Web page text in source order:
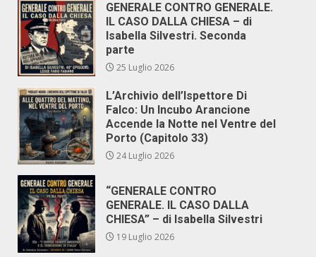
GENERALE CONTRO GENERALE.
IL CASO DALLA CHIESA – di
Isabella Silvestri. Seconda
parte
25 Luglio 2026
L’Archivio dell’Ispettore Di
Falco: Un Incubo Arancione
Accende la Notte nel Ventre del
Porto (Capitolo 33)
24 Luglio 2026
“GENERALE CONTRO
GENERALE. IL CASO DALLA
CHIESA” – di Isabella Silvestri
19 Luglio 2026